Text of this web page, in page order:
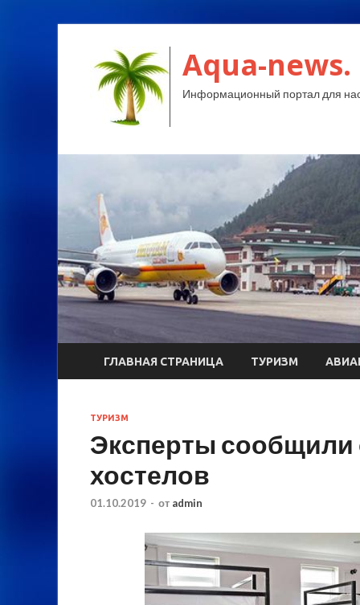
Aqua-news.
Информационный портал для
ГЛАВНАЯ СТРАНИЦА ТУРИЗМ
ТУРИЗМ
Эксперты
хостелов
01.10.2019 - от admin